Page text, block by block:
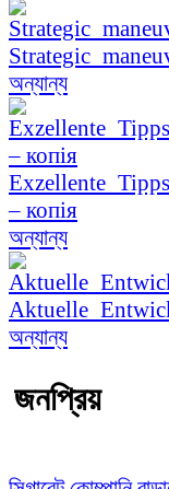
অন্যান্য
– копія
অন্যান্য
অন্যান্য
জনপ্রিয়